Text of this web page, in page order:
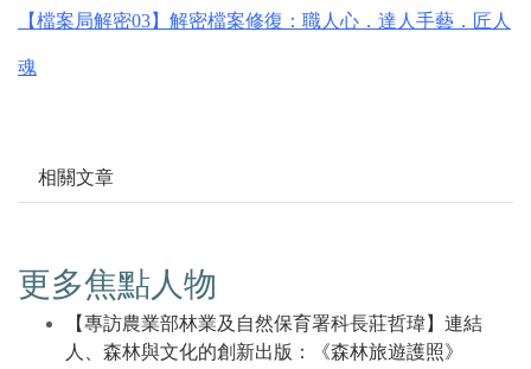
【檔案局解密03】解密檔案修復：職人心．達人手藝．匠人
魂
相關文章
更多焦點人物
【專訪農業部林業及自然保育署科長莊哲瑋】連結
人、森林與文化的創新出版：《森林旅遊護照》